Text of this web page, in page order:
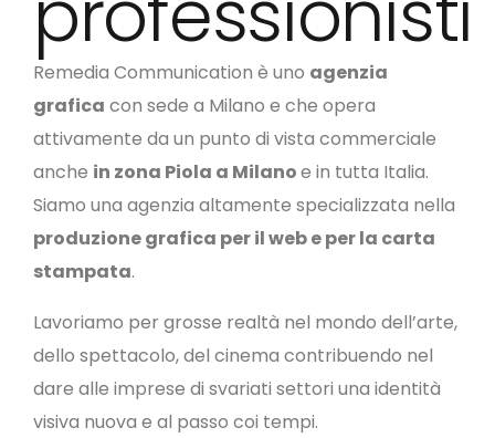
Remedia Communication è uno agenzia
grafica con sede a Milano e che opera
attivamente da un punto di vista commerciale
anche in zona Piola a Milanoe in tutta Italia.
Siamo una agenzia altamente specializzata nella
produzione grafica per il web e per la carta
stampata.
Lavoriamo per grosse realtà nel mondo dell’arte,
dello spettacolo, del cinema contribuendo nel
dare alle imprese di svariati settori una identità
visiva nuova e al passo coi tempi.